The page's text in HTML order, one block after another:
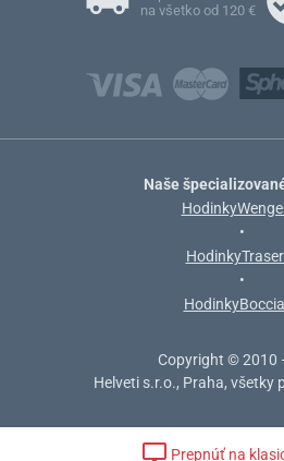
na všetko od 120 €
Naše
•
•
Copyright © 2010
Helveti s.r.o., Praha, všetky
Prepnúť na